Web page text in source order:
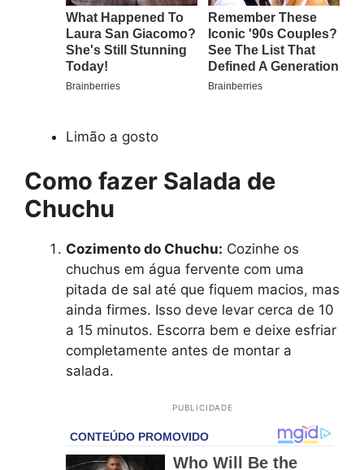
Limão a gosto
Como fazer Salada de
Chuchu
Cozimento do Chuchu: Cozinhe os
chuchus em água fervente com uma
pitada de sal até que fiquem macios, mas
ainda firmes. Isso deve levar cerca de 10
a 15 minutos. Escorra bem e deixe esfriar
completamente antes de montar a
salada.
PUBLICIDADE